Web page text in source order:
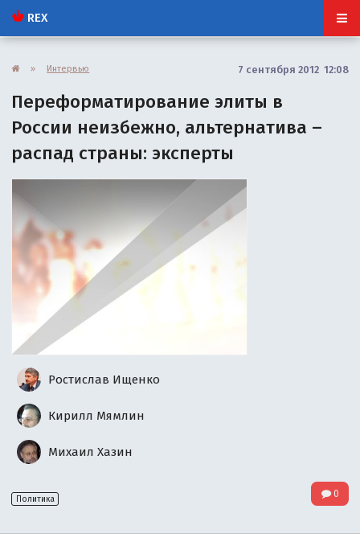
REX
» Интервью 7 сентября 2012 12:08
Переформатирование элиты в
России неизбежно, альтернатива –
распад страны: эксперты
Ростислав Ищенко
Кирилл Мямлин
Михаил Хазин
Политика 0